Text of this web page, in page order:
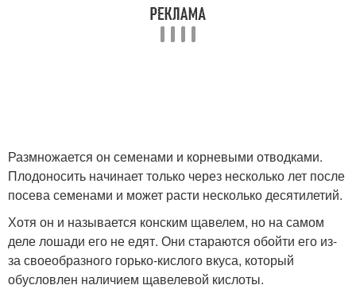
Размножается он семенами и корневыми отводками.
Плодоносить начинает только через несколько лет после
посева семенами и может расти несколько десятилетий.
Хотя он и называется конским щавелем, но на самом
деле лошади его не едят. Они стараются обойти его из-
за своеобразного горько-кислого вкуса, который
обусловлен наличием щавелевой кислоты.